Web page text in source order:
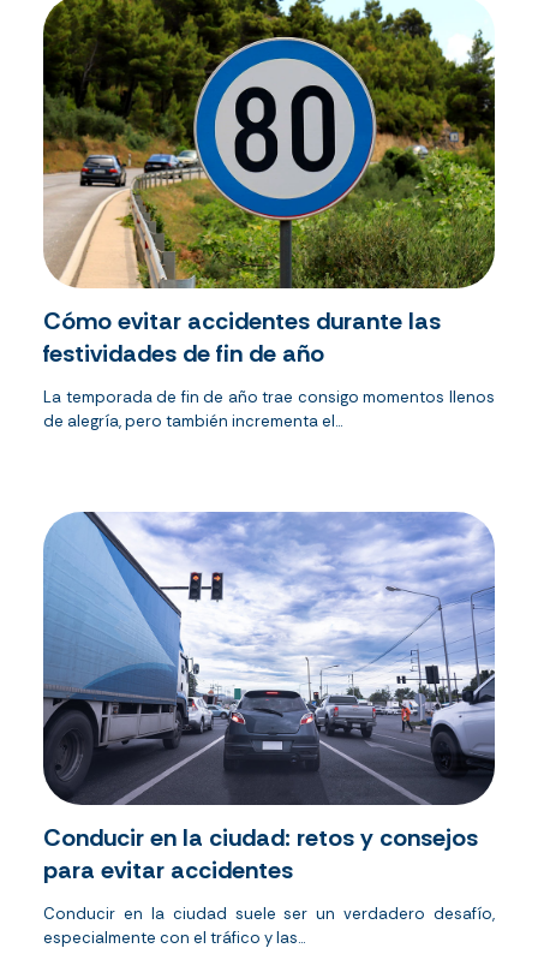
Cómo evitar accidentes durante las
festividades de fin de año
La temporada de fin de año trae consigo momentos llenos
de alegría, pero también incrementa el...
Conducir en la ciudad: retos y consejos
para evitar accidentes
Conducir en la ciudad suele ser un verdadero desafío,
especialmente con el tráfico y las...